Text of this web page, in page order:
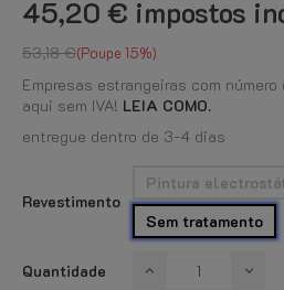
45,20 € impostos
53,18 € Poupe 15%
Empresas estrangeiras com número
aqui sem IVA! LEIA COMO.
entregue dentro de 3-4 dias
Revestimento
Pintura
Sem tratamento
Quantidade